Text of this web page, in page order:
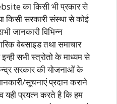
का किसी भी प्रकार से
किसी सरकारी संस्था से कोई
जानकारी विभिन्न
वेबसाइड तथा समाचार
सभी स्त्रोतो के माध्यम से
सरकार की योजनाओं के
सूचनाएं प्रदान कराने
प्रयत्न करते है कि हम